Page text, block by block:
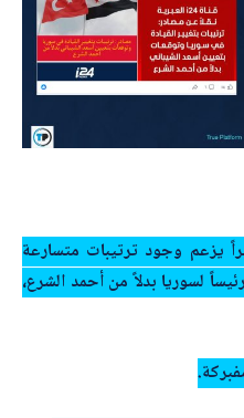
يزعم وجود ترتيبات متسارعة
رئيساً لسوريا بدلاً منأحمد الشرع،